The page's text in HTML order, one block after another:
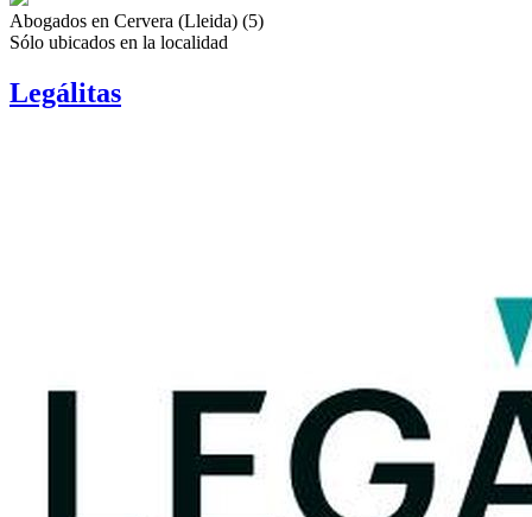
Abogados en Cervera (Lleida) (5)
Sólo ubicados en la localidad
Legálitas